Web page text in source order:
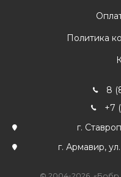
Политика
8
+7
г.
г. Армавир,